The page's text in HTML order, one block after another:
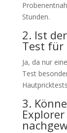
Stunden.
2. Ist
Test für
Ja, da nur
Test
3.